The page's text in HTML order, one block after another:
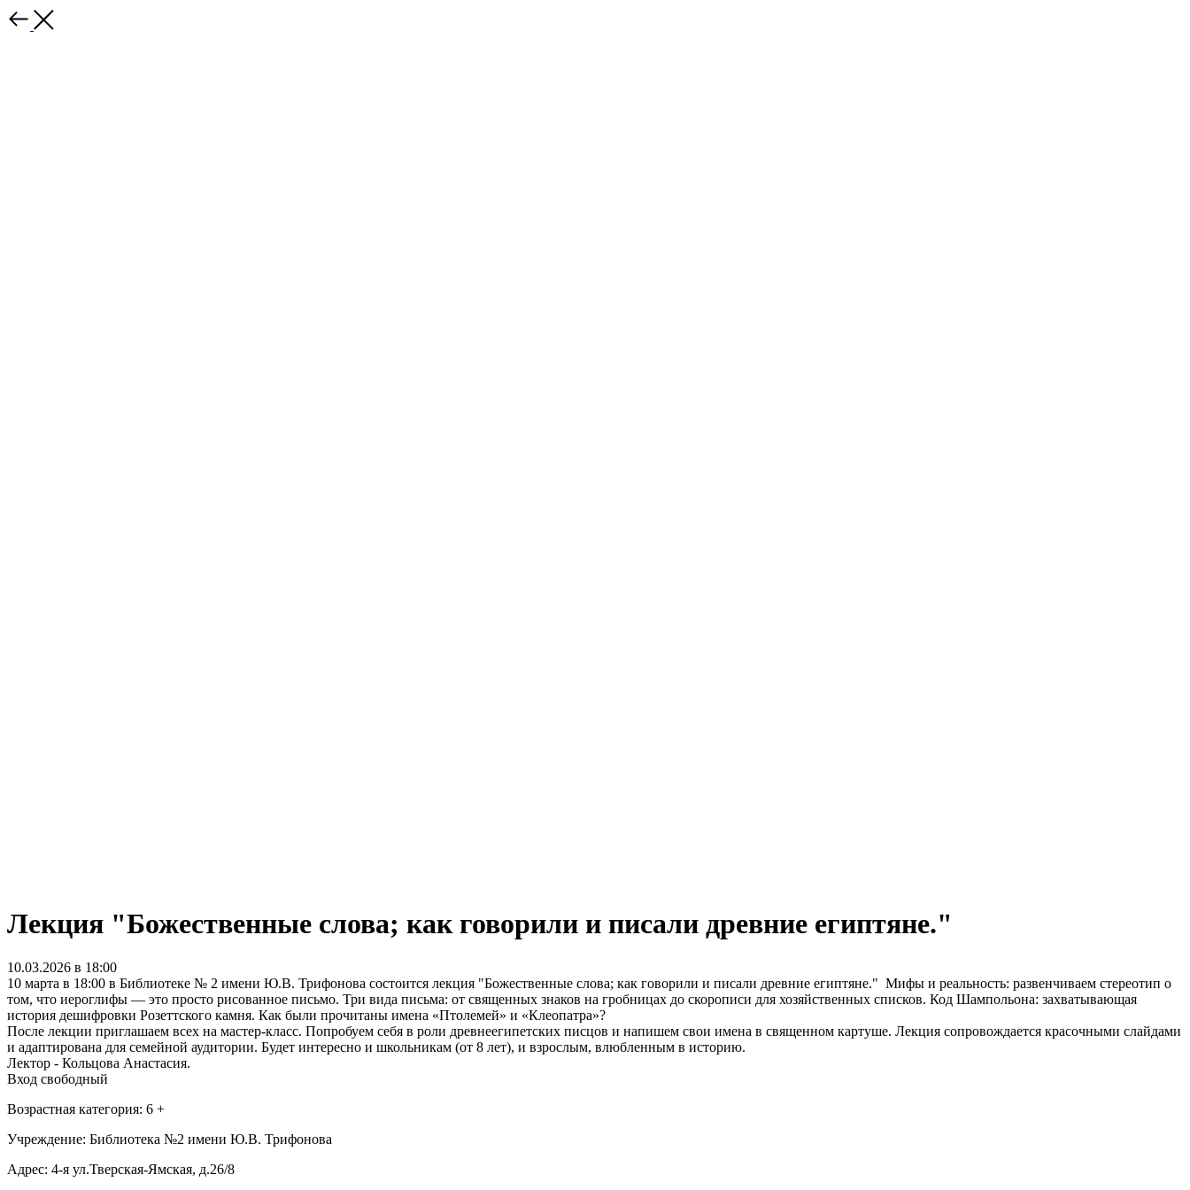
Лекция "Божественные слова; как говорили и писали древние египтяне."
10.03.2026 в 18:00
10 марта в 18:00 в Библиотеке № 2 имени Ю.В. Трифонова состоится лекция "Божественные слова; как говорили и писали древние египтяне." Мифы и реальность: развенчиваем стереотип о
том, что иероглифы — это просто рисованное письмо. Три вида письма: от священных знаков на гробницах до скорописи для хозяйственных списков. Код Шампольона: захватывающая
история дешифровки Розеттского камня. Как были прочитаны имена «Птолемей» и «Клеопатра»?
После лекции приглашаем всех на мастер-класс. Попробуем себя в роли древнеегипетских писцов и напишем свои имена в священном картуше. Лекция сопровождается красочными слайдами
и адаптирована для семейной аудитории. Будет интересно и школьникам (от 8 лет), и взрослым, влюбленным в историю.
Лектор - Кольцова Анастасия.
Вход свободный
Возрастная категория: 6 +
Учреждение: Библиотека №2 имени Ю.В. Трифонова
Адрес: 4-я ул.Тверская-Ямская, д.26/8